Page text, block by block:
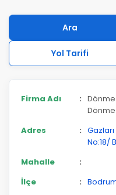
Ara
Yol Tarifi
Firma Adı :
Adres
:
No:18/
Mahalle
:
İlçe
: